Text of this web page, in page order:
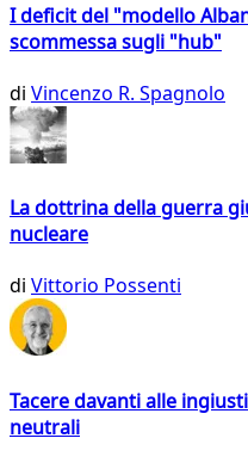
I deficit del "modello
scommessa sugli "hub"
di Vincenzo R. Spagnolo
La dottrina della guerra
nucleare
di Vittorio Possenti
Tacere davanti alle
neutrali